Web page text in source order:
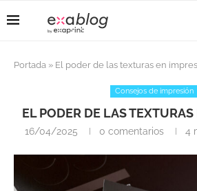
Portada » El poder de las texturas en
Consejos de impresión
EL PODER DE LAS
16/04/2025 0 comentarios 4